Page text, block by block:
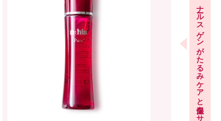
ナールスゲンがたるみケアと保湿をサポート。